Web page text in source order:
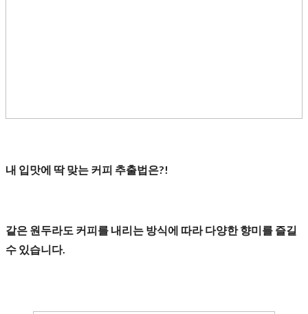
내 입맛에 딱 맞는 커피 추출법은?!
같은 원두라도 커피를 내리는 방식에 따라 다양한 향미를 즐길
수 있습니다.